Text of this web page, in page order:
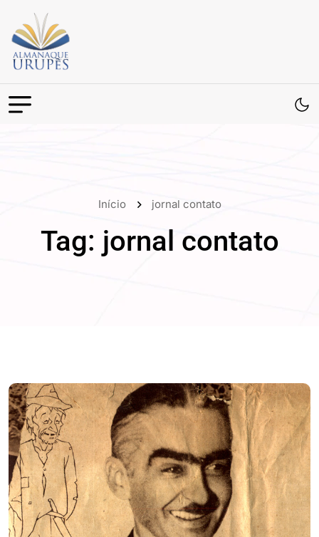
Início jornal contato
Tag: jornal contato